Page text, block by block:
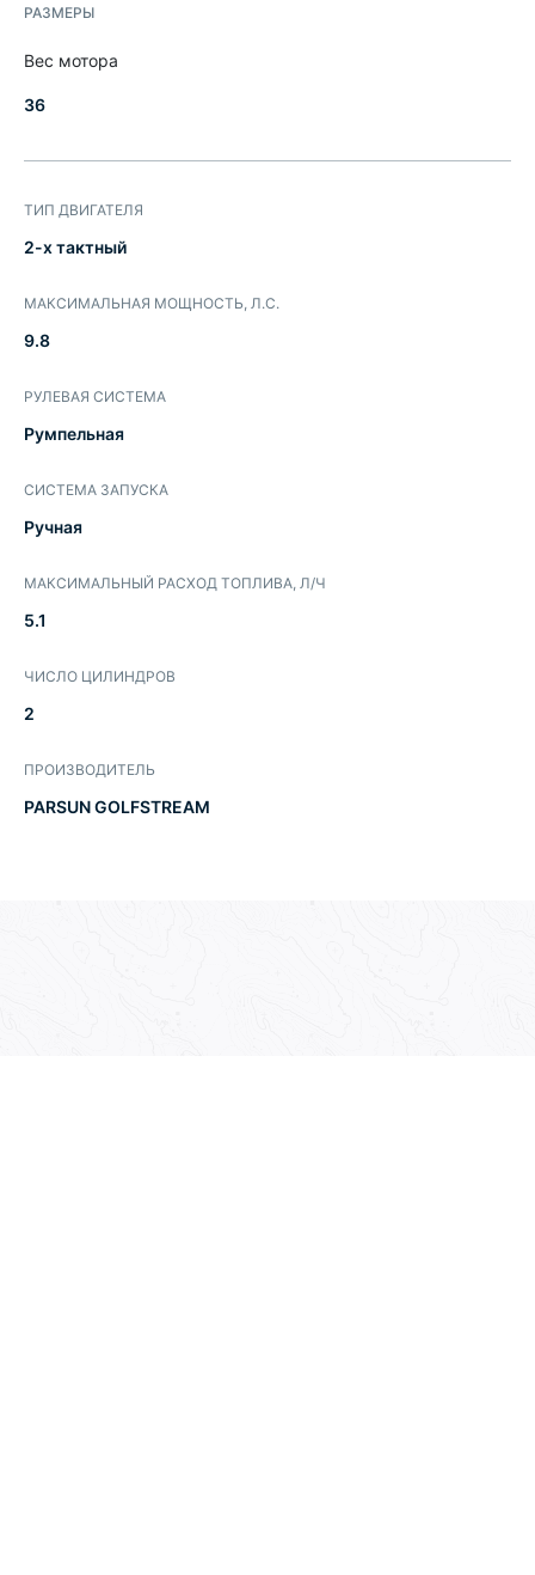
РАЗМЕРЫ
Вес мотора
36
ТИП ДВИГАТЕЛЯ
2-х тактный
МАКСИМАЛЬНАЯ МОЩНОСТЬ, Л.С.
9.8
РУЛЕВАЯ СИСТЕМА
Румпельная
СИСТЕМА ЗАПУСКА
Ручная
МАКСИМАЛЬНЫЙ РАСХОД ТОПЛИВА, Л/Ч
5.1
ЧИСЛО ЦИЛИНДРОВ
2
ПРОИЗВОДИТЕЛЬ
PARSUN GOLFSTREAM